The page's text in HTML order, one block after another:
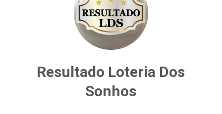
Resultado Loteria Dos
Sonhos